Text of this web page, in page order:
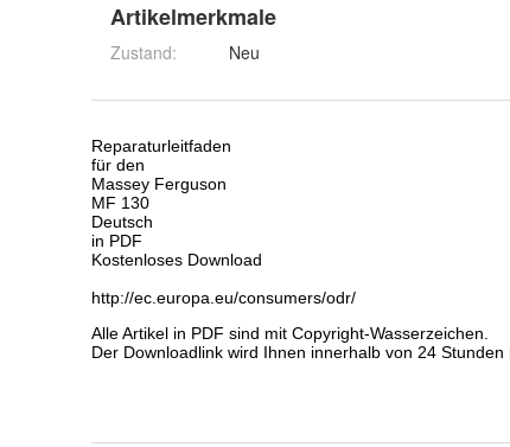
Artikelmerkmale
Zustand: Neu